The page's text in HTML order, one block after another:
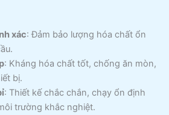
xác: Đảm bảo lượng hóa chất ổn
: Kháng hóa chất tốt, chống ăn mòn,
bị.
: Thiết kế chắc chắn, chạy ổn định
trường khắc nghiệt.